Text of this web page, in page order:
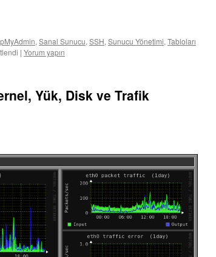
, Sanal Sunucu, SSH, Sunucu Yönetimi, Tabloları
| Yorum yapın
Yük, Disk ve Trafik